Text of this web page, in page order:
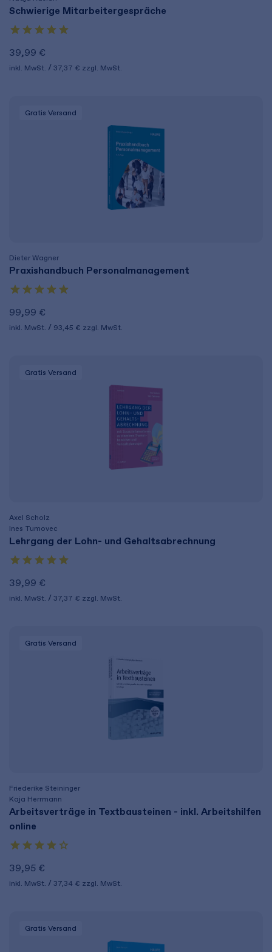
Schwierige Mitarbeitergespräche
39,99 €
inkl. MwSt. 37,37 € zzgl. MwSt.
Gratis Versand
Dieter Wagner
Praxishandbuch Personalmanagement
99,99 €
inkl. MwSt. 93,45 € zzgl. MwSt.
Gratis Versand
Axel Scholz
Ines Tumovec
Lehrgang der Lohn- und Gehaltsabrechnung
39,99 €
inkl. MwSt. 37,37 € zzgl. MwSt.
Gratis Versand
Friederike Steininger
Kaja Herrmann
Arbeitsverträge in Textbausteinen - inkl. Arbeitshilfen
online
39,95 €
inkl. MwSt. 37,34 € zzgl. MwSt.
Gratis Versand